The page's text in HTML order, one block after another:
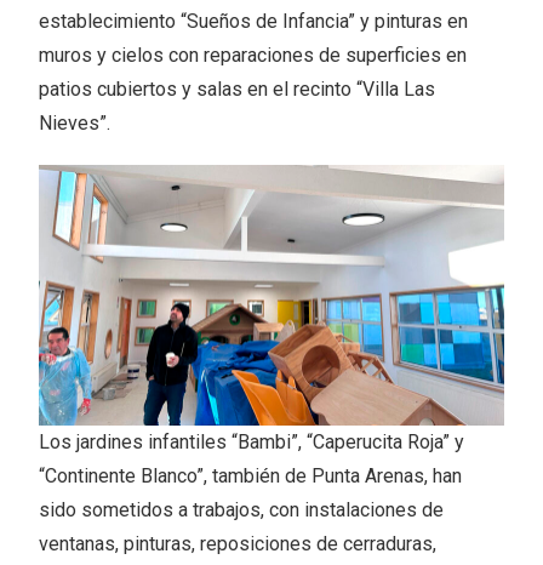
establecimiento “Sueños de Infancia” y pinturas en
muros y cielos con reparaciones de superficies en
patios cubiertos y salas en el recinto “Villa Las
Nieves”.
Los jardines infantiles “Bambi”, “Caperucita Roja” y
“Continente Blanco”, también de Punta Arenas, han
sido sometidos a trabajos, con instalaciones de
ventanas, pinturas, reposiciones de cerraduras,